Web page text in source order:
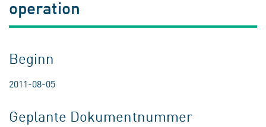
operation
Beginn
2011-08-05
Geplante Dokumentnummer